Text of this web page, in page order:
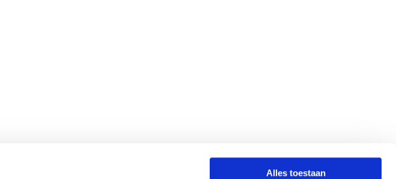
Alles toestaan